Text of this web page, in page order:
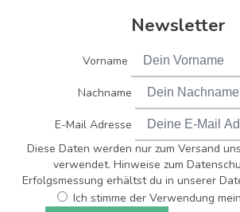
Newsletter
Vorname
Nachname
E-Mail Adresse
Diese Daten werden nur zum Versand
verwendet. Hinweise zum
Erfolgsmessung erhältst du in unserer
Ich stimme der Verwendung